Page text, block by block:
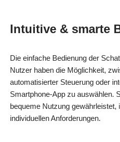
Intuitive & smarte
Die einfache Bedienung der
Nutzer haben die Möglichkeit,
automatisierter Steuerung oder
Smartphone-App zu auswählen.
bequeme Nutzung gewährleistet,
individuellen Anforderungen.